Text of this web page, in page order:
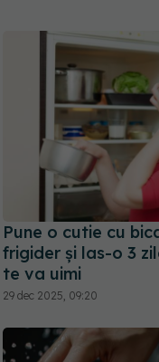
Pune o cutie cu
frigider și las-o 3
te va uimi
29 dec 2025, 09:20